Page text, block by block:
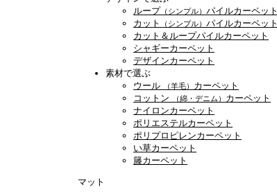
ループ （シンプル） パイルカーペット
カット
（シンプル） パイルカーペット
カット＆ループパイルカーペット
シャギーカーペット
デザインカーペット
素材で選ぶ
ウール
（羊毛） カーペット
コットン
（綿・デニム） カーペット
ナイロンカーペット
ポリエステルカーペット
ポリプロピレンカーペット
い草カーペット
籐カーペット
マット